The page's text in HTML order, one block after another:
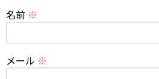
名前 ※
メール ※